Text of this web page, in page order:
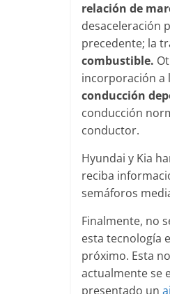
relación de
desaceleración
precedente; la
combustible.
incorporación a
conducción
conducción
conductor.
Hyundai y Kia
reciba
semáforos
Finalmente, no
esta tecnología
próximo. Esta
actualmente se
presentado un